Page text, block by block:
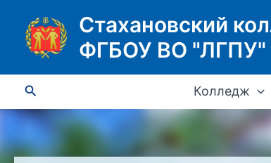
содержимому
Стахановский
ФГБОУ ВО "ЛГПУ"
Поиск Колледж